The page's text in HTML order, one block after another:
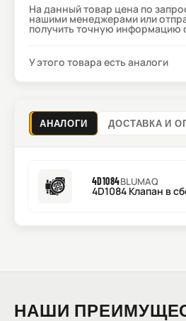
На данный товар цена по
нашими менеджерами или
получить точную информацию
У этого товара есть аналоги
АНАЛОГИ ДОСТАВКА И
4D1084BLUMAQ
4D1084 Клапан в
НАШИ